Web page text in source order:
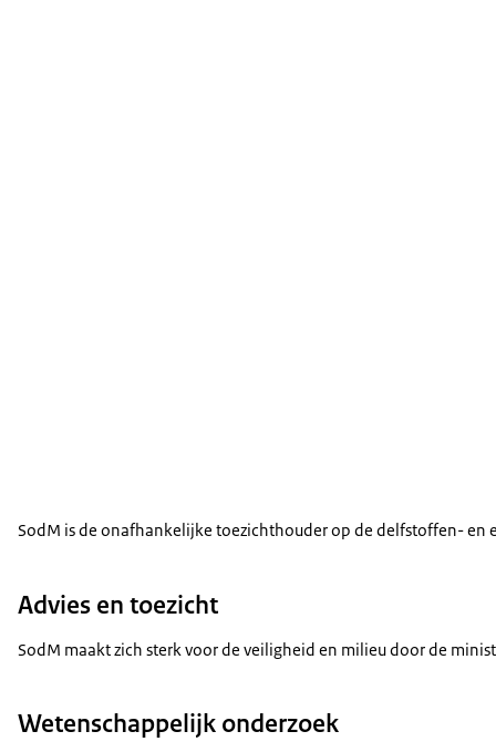
SodM is de onafhankelijke toezichthouder op de delfstoffen-
Advies en toezicht
SodM maakt zich sterk voor de veiligheid en milieu door de
Wetenschappelijk onderzoek